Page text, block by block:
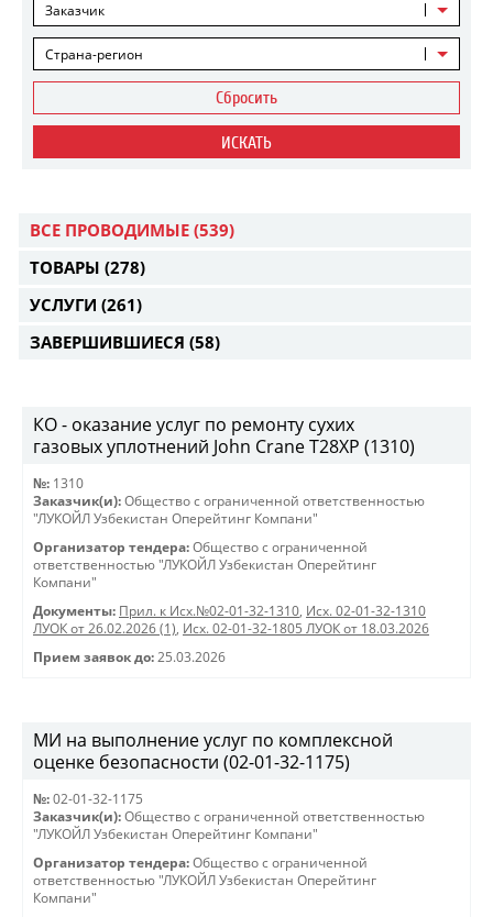
Заказчик
Страна-регион
Сбросить
ИСКАТЬ
ВСЕ ПРОВОДИМЫЕ (539)
ТОВАРЫ (278)
УСЛУГИ (261)
ЗАВЕРШИВШИЕСЯ (58)
КО - оказание услуг по ремонту сухих
газовых уплотнений John Crane T28XP (1310)
№: 1310
Заказчик(и): Общество с ограниченной ответственностью
"ЛУКОЙЛ Узбекистан Оперейтинг Компани"
Организатор тендера: Общество с ограниченной
ответственностью "ЛУКОЙЛ Узбекистан Оперейтинг
Компани"
Документы: Прил. к Исх.№02-01-32-1310, Исх. 02-01-32-1310
ЛУОК от 26.02.2026 (1), Исх. 02-01-32-1805 ЛУОК от 18.03.2026
Прием заявок до: 25.03.2026
МИ на выполнение услуг по комплексной
оценке безопасности (02-01-32-1175)
№: 02-01-32-1175
Заказчик(и): Общество с ограниченной ответственностью
"ЛУКОЙЛ Узбекистан Оперейтинг Компани"
Организатор тендера: Общество с ограниченной
ответственностью "ЛУКОЙЛ Узбекистан Оперейтинг
Компани"